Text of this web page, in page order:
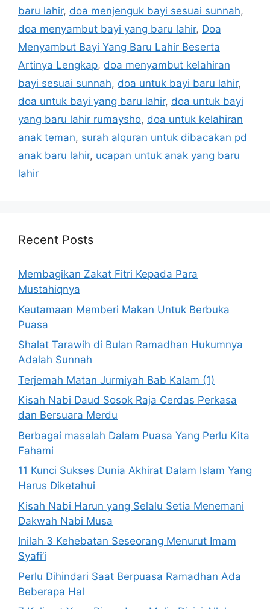
baru lahir, doa menjenguk bayi sesuai sunnah,
doa menyambut bayi yang baru lahir, Doa
Menyambut Bayi Yang Baru Lahir Beserta
Artinya Lengkap, doa menyambut kelahiran
bayi sesuai sunnah, doa untuk bayi baru lahir,
doa untuk bayi yang baru lahir, doa untuk bayi
yang baru lahir rumaysho, doa untuk kelahiran
anak teman, surah alquran untuk dibacakan pd
anak baru lahir, ucapan untuk anak yang baru
lahir
Recent Posts
Membagikan Zakat Fitri Kepada Para
Mustahiqnya
Keutamaan Memberi Makan Untuk Berbuka
Puasa
Shalat Tarawih di Bulan Ramadhan Hukumnya
Adalah Sunnah
Terjemah Matan Jurmiyah Bab Kalam (1)
Kisah Nabi Daud Sosok Raja Cerdas Perkasa
dan Bersuara Merdu
Berbagai masalah Dalam Puasa Yang Perlu Kita
Fahami
11 Kunci Sukses Dunia Akhirat Dalam Islam Yang
Harus Diketahui
Kisah Nabi Harun yang Selalu Setia Menemani
Dakwah Nabi Musa
Inilah 3 Kehebatan Seseorang Menurut Imam
Syafi’i
Perlu Dihindari Saat Berpuasa Ramadhan Ada
Beberapa Hal